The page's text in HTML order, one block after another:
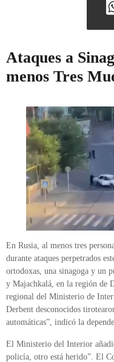
Ataques a
menos Tres
En Rusia, al menos tres
durante ataques perpetrados
ortodoxas, una sinagoga y un
y Majachkalá, en la región de
regional del Ministerio de
Derbent desconocidos
automáticas”, indicó la
El Ministerio del Interior
policía, otro está herido”. El